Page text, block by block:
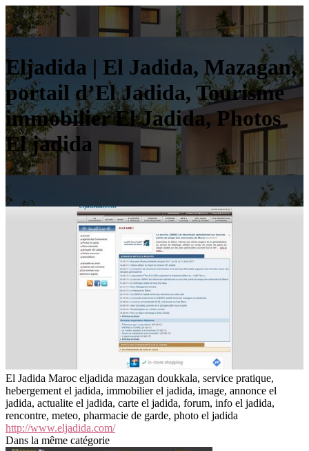
Eljadida | El Jadida, Mazagan,
portail d’El Jadida, Tourisme
immobilier El Jadida, Photos
El jadida
El Jadida Maroc eljadida mazagan doukkala, service pratique,
hebergement el jadida, immobilier el jadida, image, annonce el
jadida, actualite el jadida, carte el jadida, forum, info el jadida,
rencontre, meteo, pharmacie de garde, photo el jadida
http://www.eljadida.com/
Dans la même catégorie